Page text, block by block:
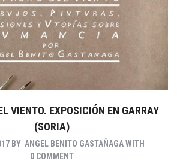
VIENTO. EXPOSICIÓN EN GARRAY
(SORIA)
BY ANGEL BENITO GASTAÑAGAWITH
0 COMMENT